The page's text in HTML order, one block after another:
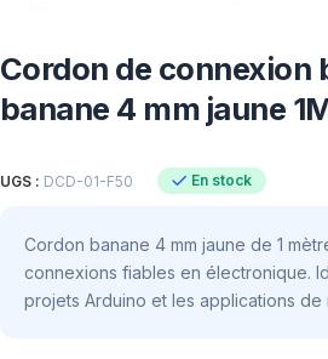
Cordon de connexion
banane 4 mm jaune
UGS : DCD-01-F50 En stock
Cordon banane 4 mm jaune de 1
connexions fiables en électronique.
projets Arduino et les applications de